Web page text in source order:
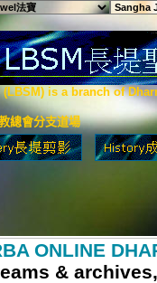
is a branch of
總會分支道場
ONLINE
&